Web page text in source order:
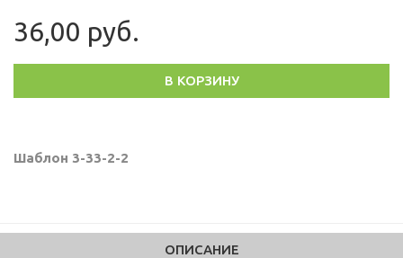
36,00 руб.
В КОРЗИНУ
Шаблон 3-33-2-2
ОПИСАНИЕ